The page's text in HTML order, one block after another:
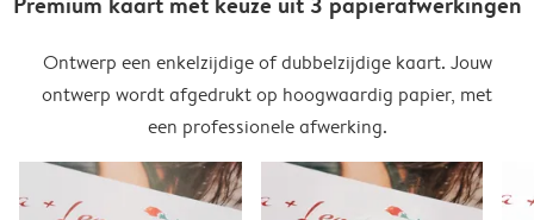
Ontwerp een enkelzijdige of dubbelzijdige kaart. Jouw
ontwerp wordt afgedrukt op hoogwaardig papier, met
een professionele afwerking.